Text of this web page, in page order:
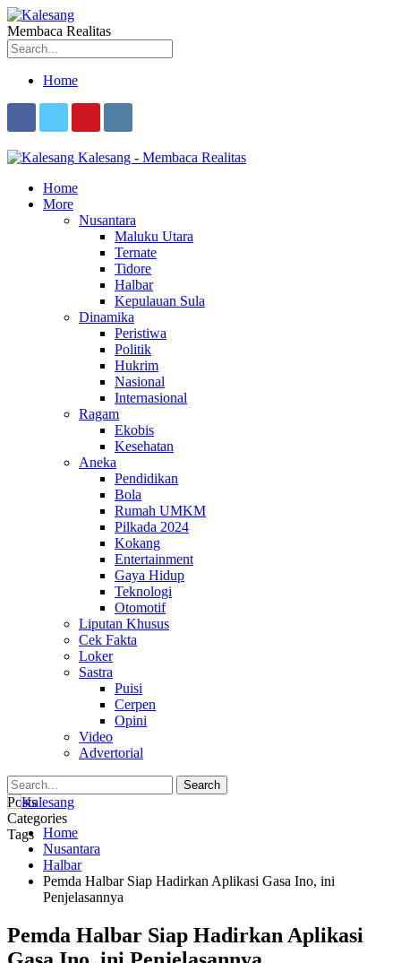
Membaca Realitas
Home
Kalesang - Membaca Realitas
Home
More
Nusantara
Maluku Utara
Ternate
Tidore
Halbar
Kepulauan Sula
Dinamika
Peristiwa
Politik
Hukrim
Nasional
Internasional
Ragam
Ekobis
Kesehatan
Aneka
Pendidikan
Bola
Rumah UMKM
Pilkada 2024
Kokang
Entertainment
Gaya Hidup
Teknologi
Otomotif
Liputan Khusus
Cek Fakta
Loker
Sastra
Puisi
Cerpen
Opini
Video
Advertorial
Posts
Categories
Tags Home
Nusantara
Halbar
Pemda Halbar Siap Hadirkan Aplikasi Gasa Ino, ini
Penjelasannya
Pemda Halbar Siap Hadirkan Aplikasi